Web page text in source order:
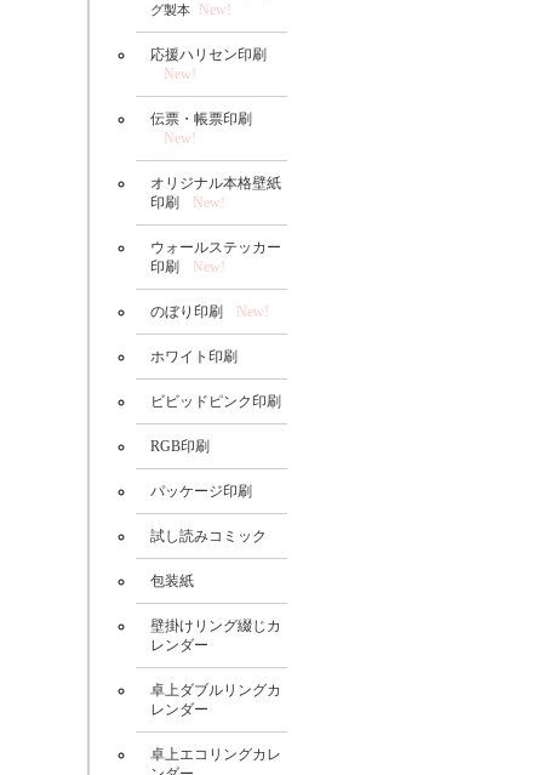
グ製本
New!
応援ハリセン印刷
New!
伝票・帳票印刷
New!
オリジナル本格壁紙
印刷
New!
ウォールステッカー
印刷
New!
のぼり印刷 New!
ホワイト印刷
ビビッドピンク印刷
RGB印刷
パッケージ印刷
試し読みコミック
包装紙
壁掛けリング綴じカ
レンダー
卓上ダブルリングカ
レンダー
卓上エコリングカレ